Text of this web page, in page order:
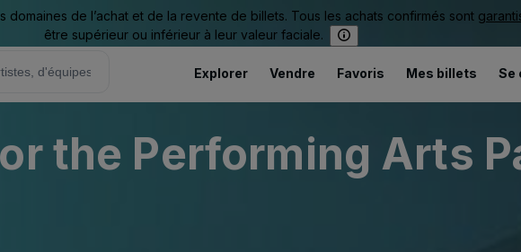
de l’achat et de la revente de billets. Tous les achats confirmés sont
être supérieur ou inférieur à leur valeur faciale.
Explorer Vendre Favoris Mes billets Se
the Performing Arts